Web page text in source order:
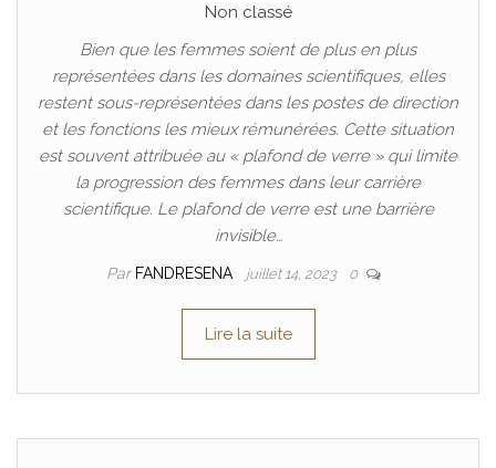
Non classé
Bien que les femmes soient de plus en plus
représentées dans les domaines scientifiques, elles
restent sous-représentées dans les postes de direction
et les fonctions les mieux rémunérées. Cette situation
est souvent attribuée au « plafond de verre » qui limite
la progression des femmes dans leur carrière
scientifique. Le plafond de verre est une barrière
invisible…
Par FANDRESENA juillet 14, 2023 0
Lire la suite